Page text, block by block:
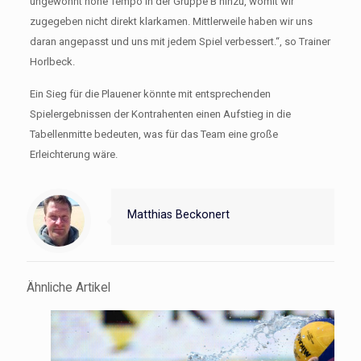
zugegeben nicht direkt klarkamen. Mittlerweile haben wir uns
daran angepasst und uns mit jedem Spiel verbessert.“, so Trainer
Horlbeck.
Ein Sieg für die Plauener könnte mit entsprechenden
Spielergebnissen der Kontrahenten einen Aufstieg in die
Tabellenmitte bedeuten, was für das Team eine große
Erleichterung wäre.
Matthias Beckonert
Ähnliche Artikel